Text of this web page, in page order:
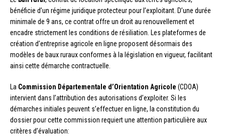
bénéficie d’un régime juridique protecteur pour l’exploitant. D’une durée
minimale de 9 ans, ce contrat offre un droit au renouvellement et
encadre strictement les conditions de résiliation. Les plateformes de
création d’entreprise agricole en ligne proposent désormais des
modèles de baux ruraux conformes à la législation en vigueur, facilitant
ainsi cette démarche contractuelle.
La Commission Départementale d’Orientation Agricole (CDOA)
intervient dans l’attribution des autorisations d’exploiter. Si les
démarches initiales peuvent s’effectuer en ligne, la constitution du
dossier pour cette commission requiert une attention particulière aux
critères d’évaluation: